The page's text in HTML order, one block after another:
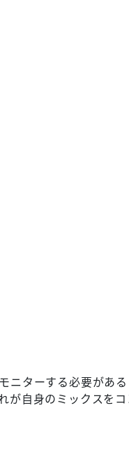
ニターする必要があ
が自身のミックスを